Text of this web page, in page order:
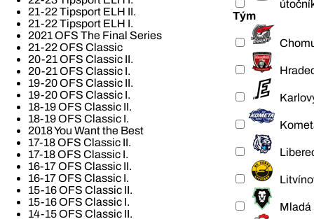
21-22 Tipsport ELH II.
21-22 Tipsport ELH I.
2021 OFS The Final Series
21-22 OFS Classic
20-21 OFS Classic II.
20-21 OFS Classic I.
19-20 OFS Classic II.
19-20 OFS Classic I.
18-19 OFS Classic II.
18-19 OFS Classic I.
2018 You Want the Best
17-18 OFS Classic II.
17-18 OFS Classic I.
16-17 OFS Classic II.
16-17 OFS Classic I.
15-16 OFS Classic II.
15-16 OFS Classic I.
14-15 OFS Classic II.
Tým
Mladá